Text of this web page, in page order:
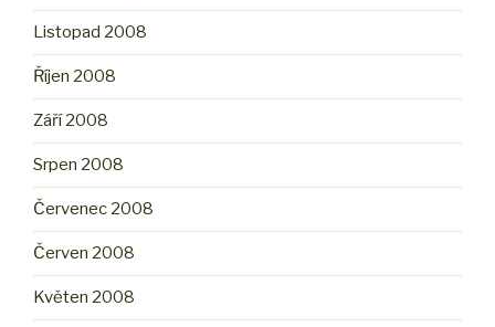
Listopad 2008
Říjen 2008
Září 2008
Srpen 2008
Červenec 2008
Červen 2008
Květen 2008